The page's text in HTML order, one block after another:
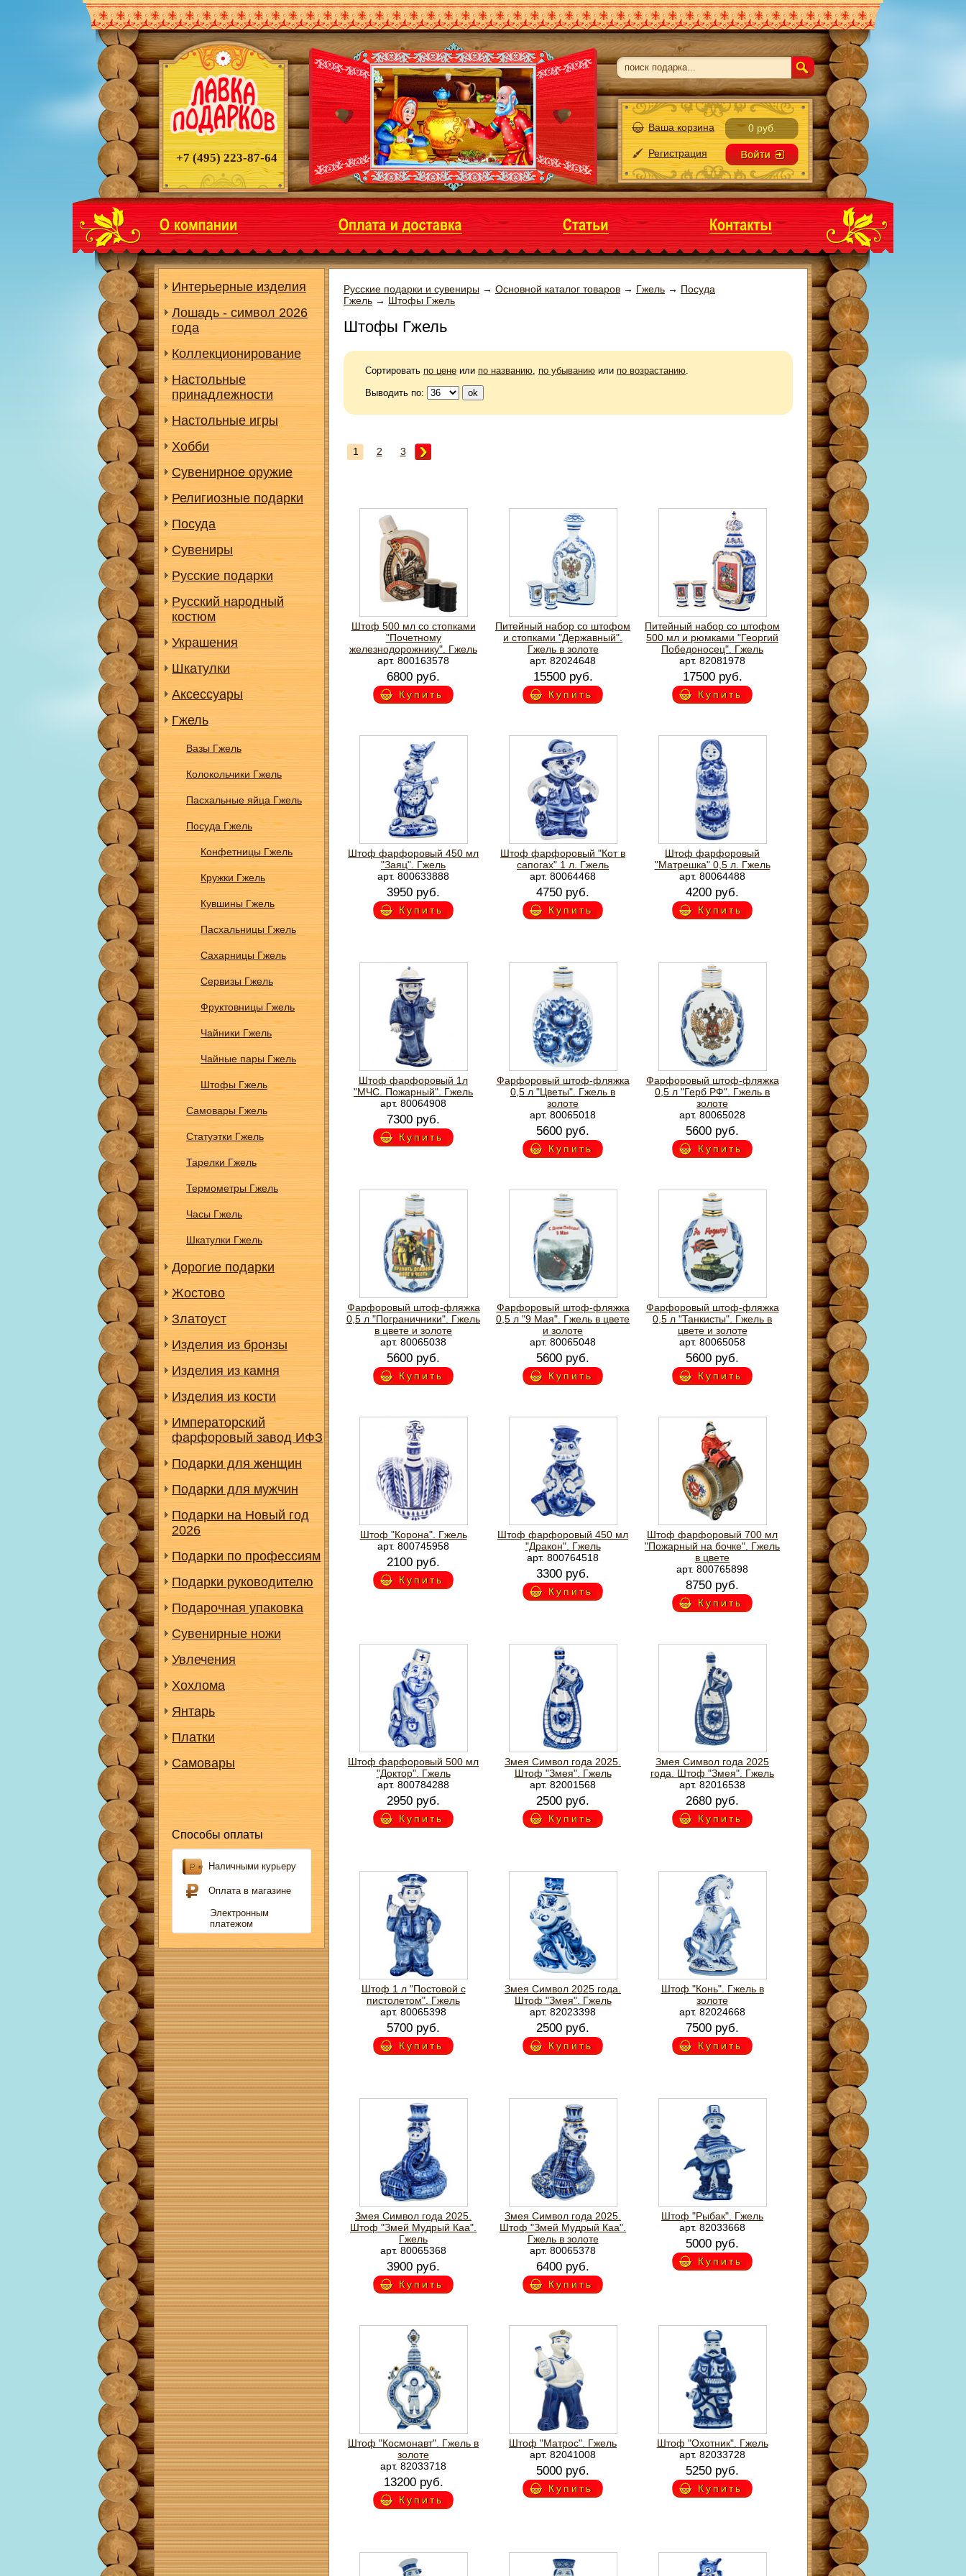
+7 (495) 223-87-64
Ваша корзина 0 руб.
Регистрация
Интерьерные изделия
Лошадь - символ 2026
года
Коллекционирование
Настольные
принадлежности
Настольные игры
Хобби
Сувенирное оружие
Религиозные подарки
Посуда
Сувениры
Русские подарки
Русский народный
костюм
Украшения
Шкатулки
Аксессуары
Гжель
Вазы Гжель
Колокольчики Гжель
Пасхальные яйца Гжель
Посуда Гжель
Конфетницы Гжель
Кружки Гжель
Кувшины Гжель
Пасхальницы Гжель
Сахарницы Гжель
Сервизы Гжель
Фруктовницы Гжель
Чайники Гжель
Чайные пары Гжель
Штофы Гжель
Самовары Гжель
Статуэтки Гжель
Тарелки Гжель
Термометры Гжель
Часы Гжель
Шкатулки Гжель
Дорогие подарки
Жостово
Златоуст
Изделия из бронзы
Изделия из камня
Изделия из кости
Императорский
фарфоровый завод ИФЗ
Подарки для женщин
Подарки для мужчин
Подарки на Новый год
2026
Подарки по профессиям
Подарки руководителю
Подарочная упаковка
Сувенирные ножи
Увлечения
Хохлома
Янтарь
Платки
Самовары
Способы оплаты
Наличными курьеру
Оплата в магазине
Электронным
платежом
Русские подарки и сувениры → Основной каталог товаров → Гжель → Посуда
Гжель → Штофы Гжель
Штофы Гжель
Сортировать по цене или по названию, по убыванию или по возрастанию.
Выводить по:
1 2 3
Штоф 500 мл со стопками
"Почетному
железнодорожнику". Гжель
арт. 800163578
6800 руб.
Купить
Питейный набор со штофом
и стопками "Державный".
Гжель в золоте
арт. 82024648
15500 руб.
Купить
Питейный набор со штофом
500 мл и рюмками "Георгий
Победоносец". Гжель
арт. 82081978
17500 руб.
Купить
Штоф фарфоровый 450 мл
"Заяц". Гжель
арт. 800633888
3950 руб.
Купить
Штоф фарфоровый "Кот в
сапогах" 1 л. Гжель
арт. 80064468
4750 руб.
Купить
Штоф фарфоровый
"Матрешка" 0,5 л. Гжель
арт. 80064488
4200 руб.
Купить
Штоф фарфоровый 1л
"МЧС. Пожарный". Гжель
арт. 80064908
7300 руб.
Купить
Фарфоровый штоф-фляжка
0,5 л "Цветы". Гжель в
золоте
арт. 80065018
5600 руб.
Купить
Фарфоровый штоф-фляжка
0,5 л "Герб РФ". Гжель в
золоте
арт. 80065028
5600 руб.
Купить
Фарфоровый штоф-фляжка
0,5 л "Пограничники". Гжель
в цвете и золоте
арт. 80065038
5600 руб.
Купить
Фарфоровый штоф-фляжка
0,5 л "9 Мая". Гжель в цвете
и золоте
арт. 80065048
5600 руб.
Купить
Фарфоровый штоф-фляжка
0,5 л "Танкисты". Гжель в
цвете и золоте
арт. 80065058
5600 руб.
Купить
Штоф "Корона". Гжель
арт. 800745958
2100 руб.
Купить
Штоф фарфоровый 450 мл
"Дракон". Гжель
арт. 800764518
3300 руб.
Купить
Штоф фарфоровый 700 мл
"Пожарный на бочке". Гжель
в цвете
арт. 800765898
8750 руб.
Купить
Штоф фарфоровый 500 мл
"Доктор". Гжель
арт. 800784288
2950 руб.
Купить
Змея Символ года 2025.
Штоф "Змея". Гжель
арт. 82001568
2500 руб.
Купить
Змея Символ года 2025
года. Штоф "Змея". Гжель
арт. 82016538
2680 руб.
Купить
Штоф 1 л "Постовой с
пистолетом". Гжель
арт. 80065398
5700 руб.
Купить
Змея Символ 2025 года.
Штоф "Змея". Гжель
арт. 82023398
2500 руб.
Купить
Штоф "Конь". Гжель в
золоте
арт. 82024668
7500 руб.
Купить
Змея Символ года 2025.
Штоф "Змей Мудрый Каа".
Гжель
арт. 80065368
3900 руб.
Купить
Змея Символ года 2025.
Штоф "Змей Мудрый Каа".
Гжель в золоте
арт. 80065378
6400 руб.
Купить
Штоф "Рыбак". Гжель
арт. 82033668
5000 руб.
Купить
Штоф "Космонавт". Гжель в
золоте
арт. 82033718
13200 руб.
Купить
Штоф "Матрос". Гжель
арт. 82041008
5000 руб.
Купить
Штоф "Охотник". Гжель
арт. 82033728
5250 руб.
Купить